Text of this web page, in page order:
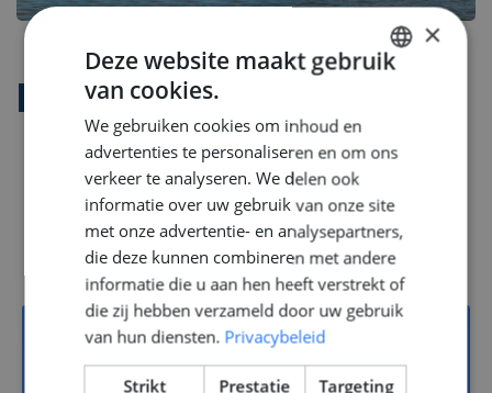
Bedrijfsprofiel
Vacatures
×
Deze website maakt gebruik
van cookies.
We gebruiken cookies om inhoud en
advertenties te personaliseren en om ons
verkeer te analyseren. We delen ook
informatie over uw gebruik van onze site
met onze advertentie- en analysepartners,
die deze kunnen combineren met andere
informatie die u aan hen heeft verstrekt of
die zij hebben verzameld door uw gebruik
van hun diensten. Privacybeleid
Strikt
Prestatie Targeting